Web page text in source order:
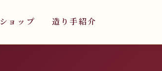
ショップ 造り手紹介